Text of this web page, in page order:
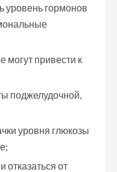
уровень гормонов
могут привести к
поджелудочной,
уровня глюкозы
отказаться от